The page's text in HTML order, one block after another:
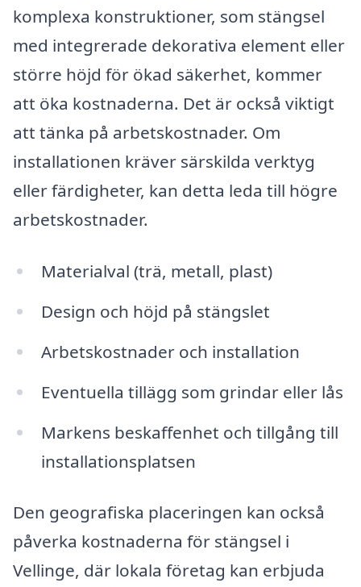
komplexa konstruktioner, som stängsel
med integrerade dekorativa element eller
större höjd för ökad säkerhet, kommer
att öka kostnaderna. Det är också viktigt
att tänka på arbetskostnader. Om
installationen kräver särskilda verktyg
eller färdigheter, kan detta leda till högre
arbetskostnader.
Materialval (trä, metall, plast)
Design och höjd på stängslet
Arbetskostnader och installation
Eventuella tillägg som grindar eller lås
Markens beskaffenhet och tillgång till
installationsplatsen
Den geografiska placeringen kan också
påverka kostnaderna för stängsel i
Vellinge, där lokala företag kan erbjuda